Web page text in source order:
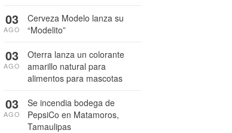
Cerveza Modelo lanza su
“Modelito”
03
AGO
Oterra lanza un colorante
amarillo natural para
alimentos para mascotas
03
AGO
Se incendia bodega de
PepsiCo en Matamoros,
Tamaulipas
03
AGO